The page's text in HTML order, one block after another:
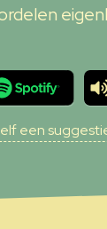
een